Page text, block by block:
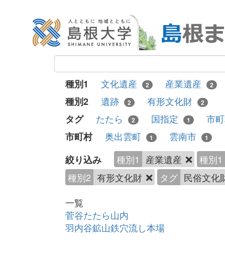
種別1 文化遺産 2 産業遺産 2
種別2 遺跡 2 有形文化財 2
タグ たたら 2 国指定 1
市
市町村
奥出雲町 1 雲南市 1
絞り込み 種別1 産業遺産
種別1
種別2 有形文化財 タグ 民俗文化
一覧
菅谷たたら山内
羽内谷鉱山鉄穴流し本場